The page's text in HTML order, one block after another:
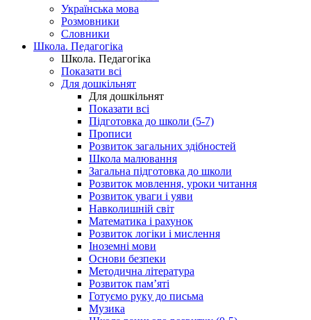
Українська мова
Розмовники
Словники
Школа. Педагогіка
Школа. Педагогіка
Показати всі
Для дошкільнят
Для дошкільнят
Показати всі
Підготовка до школи (5-7)
Прописи
Розвиток загальних здібностей
Школа малювання
Загальна підготовка до школи
Розвиток мовлення, уроки читання
Розвиток уваги і уяви
Навколишній світ
Математика і рахунок
Розвиток логіки і мислення
Іноземні мови
Основи безпеки
Методична література
Розвиток пам’яті
Готуємо руку до письма
Музика